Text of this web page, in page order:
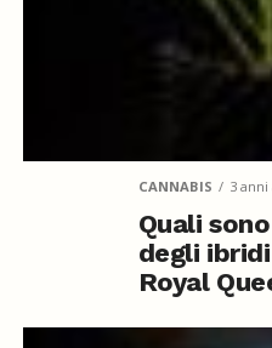
CANNABIS 3 anni
Quali
degli
Royal